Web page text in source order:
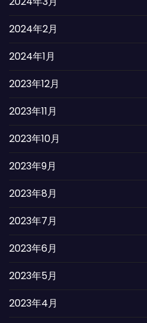
2024年2月
2024年1月
2023年12月
2023年11月
2023年10月
2023年9月
2023年8月
2023年7月
2023年6月
2023年5月
2023年4月